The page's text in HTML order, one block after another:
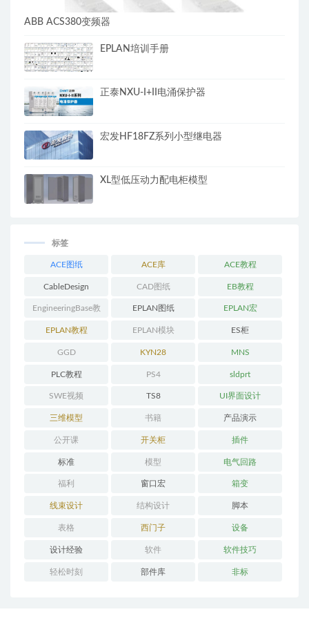
ABB ACS380变频器
EPLAN培训手册
正泰NXU-I+II电涌保护器
宏发HF18FZ系列小型继电器
XL型低压动力配电柜模型
标签
ACE图纸 ACE库 ACE教程
CableDesign CAD图纸 EB教程
EngineeringBase教
程
EPLAN图纸 EPLAN宏
EPLAN教程 EPLAN模块 ES柜
GGD KYN28 MNS
PLC教程 PS4 sldprt
SWE视频 TS8 UI界面设计
三维模型 书籍 产品演示
公开课 开关柜 插件
标准 模型 电气回路
福利 窗口宏 箱变
线束设计 结构设计 脚本
表格 西门子 设备
设计经验 软件 软件技巧
轻松时刻 部件库 非标